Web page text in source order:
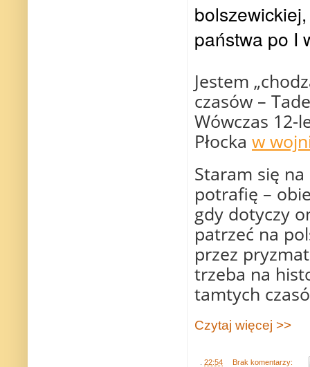
państwa po I
Jestem
czasów –
Wówczas 12-
Płocka w
Staram się
potrafię –
gdy dotyczy
patrzeć na
przez
trzeba na
tamtych
Czytaj więcej >>
22:54 Brak komentarzy: